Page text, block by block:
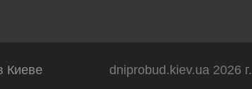
dniprobud.kiev.ua 2026 г.